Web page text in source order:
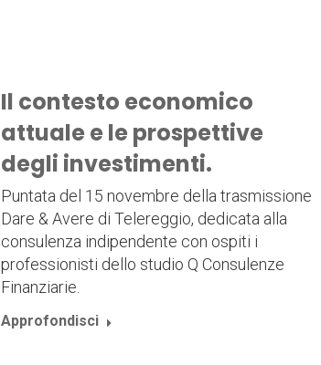
Il contesto economico
attuale e le prospettive
degli investimenti.
Puntata del 15 novembre della trasmissione
Dare & Avere di Telereggio, dedicata alla
consulenza indipendente con ospiti i
professionisti dello studio Q Consulenze
Finanziarie.
Approfondisci